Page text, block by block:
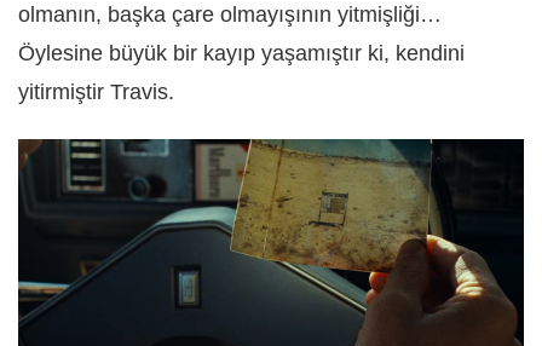
olmanın, başka çare olmayışının yitmişliği…
Öylesine büyük bir kayıp yaşamıştır ki, kendini
yitirmiştir Travis.